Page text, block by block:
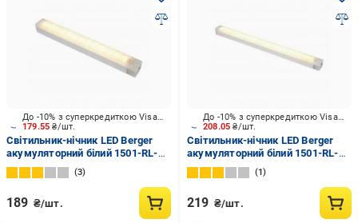
179.55₴/шт.
До -10% з суперкредиткою Visa Вигода
Світильник-нічник LED Berger
акумуляторний білий 1501-RL-
200 White
3
189 ₴/шт.
208.05₴/шт.
До -10% з суперкредиткою Visa Вигода
Світильник-нічник LED Berger
акумуляторний білий 1501-RL-
300 White
1
219 ₴/шт.